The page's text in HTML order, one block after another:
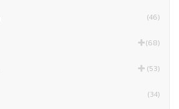
(46)
(68)
(53)
(34)